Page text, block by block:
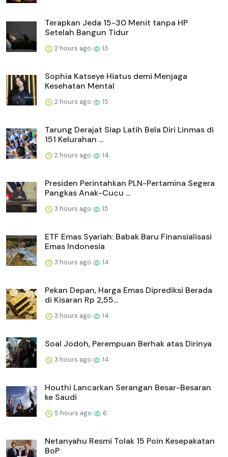
Terapkan Jeda 15-30 Menit tanpa HP
Setelah Bangun Tidur
2 hours ago 13
Sophia Katseye Hiatus demi Menjaga
Kesehatan Mental
2 hours ago 15
Tarung Derajat Siap Latih Bela Diri Linmas di
151 Kelurahan ...
2 hours ago 14
Presiden Perintahkan PLN-Pertamina Segera
Pangkas Anak-Cucu ...
3 hours ago 15
ETF Emas Syariah: Babak Baru Finansialisasi
Emas Indonesia
3 hours ago 14
Pekan Depan, Harga Emas Diprediksi Berada
di Kisaran Rp 2,55...
3 hours ago 14
Soal Jodoh, Perempuan Berhak atas Dirinya
3 hours ago 14
Houthi Lancarkan Serangan Besar-Besaran
ke Saudi
5 hours ago 6
Netanyahu Resmi Tolak 15 Poin Kesepakatan
BoP